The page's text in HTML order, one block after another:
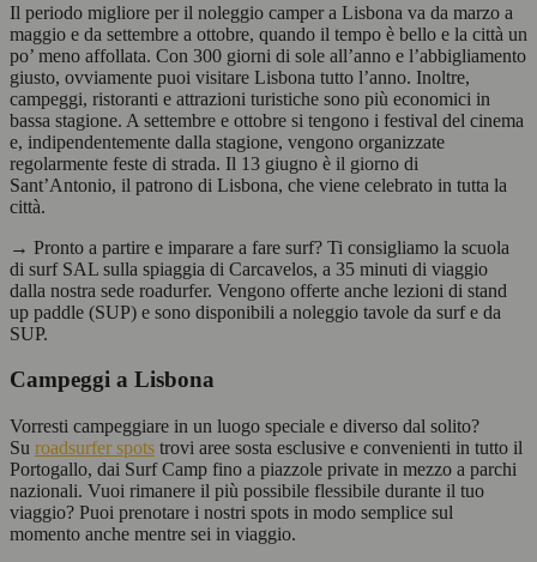
Il periodo migliore per il noleggio camper a Lisbona va da marzo a
maggio e da settembre a ottobre, quando il tempo è bello e la città un
po’ meno affollata. Con 300 giorni di sole all’anno e l’abbigliamento
giusto, ovviamente puoi visitare Lisbona tutto l’anno. Inoltre,
campeggi, ristoranti e attrazioni turistiche sono più economici in
bassa stagione. A settembre e ottobre si tengono i festival del cinema
e, indipendentemente dalla stagione, vengono organizzate
regolarmente feste di strada. Il 13 giugno è il giorno di
Sant’Antonio, il patrono di Lisbona, che viene celebrato in tutta la
città.
→ Pronto a partire e imparare a fare surf? Ti consigliamo la scuola
di surf SAL sulla spiaggia di Carcavelos, a 35 minuti di viaggio
dalla nostra sede roadurfer. Vengono offerte anche lezioni di stand
up paddle (SUP) e sono disponibili a noleggio tavole da surf e da
SUP.
Campeggi a Lisbona
Vorresti campeggiare in un luogo speciale e diverso dal solito?
Su roadsurfer spots trovi aree sosta esclusive e convenienti in tutto il
Portogallo, dai Surf Camp fino a piazzole private in mezzo a parchi
nazionali. Vuoi rimanere il più possibile flessibile durante il tuo
viaggio? Puoi prenotare i nostri spots in modo semplice sul
momento anche mentre sei in viaggio.